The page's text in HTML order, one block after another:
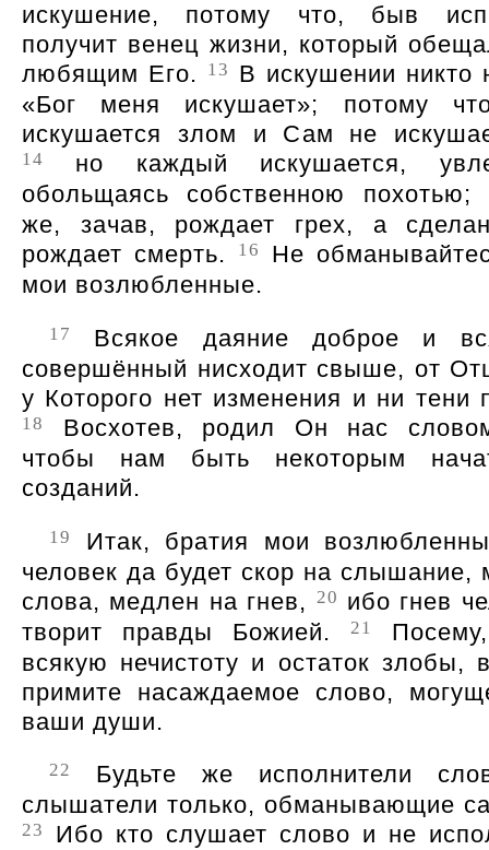
искушение, потому что, быв
получит венец жизни, который
любящим Его.
13
В искушении никто
Бог меня искушает
; потому
искушается злом и Сам не
14
но каждый искушается,
обольщаясь собственною похотью;
же, зачав, рождает грех, а
рождает смерть.
16
Не
мои возлюбленные.
17
Всякое даяние доброе и
совершённый нисходит свыше, от
у Которого нет изменения и ни тени
18
Восхотев, родил Он нас
чтобы нам быть некоторым
созданий.
19
Итак, братия мои
человек да будет скор на слышание,
слова, медлен на гнев,
20 ибо гнев
творит правды Божией.
21
всякую нечистоту и остаток злобы,
примите насаждаемое слово,
ваши души.
22
Будьте же исполнители
слышатели только, обманывающие
23
Ибо кто слушает слово и не